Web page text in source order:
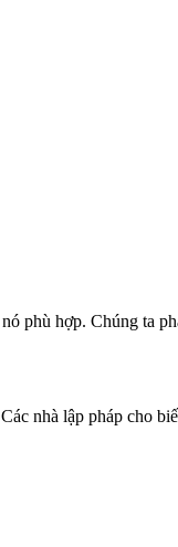
phù hợp. Chúng ta
nhà lập pháp cho